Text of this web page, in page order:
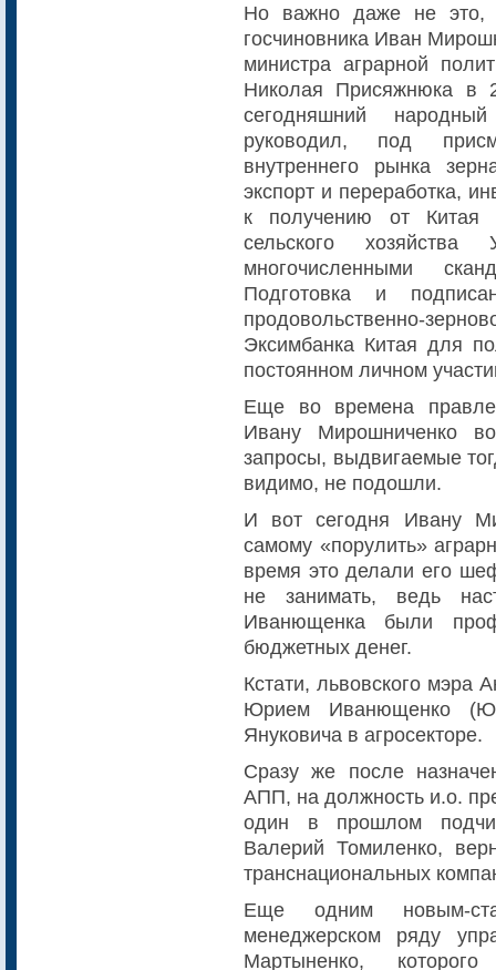
Но важно даже не это,
госчиновника Иван
министра аграрной
Николая Присяжнюка в
сегодняшний
руководил, под
внутреннего рынка
экспорт и переработка,
к получению от Китая
сельского
многочисленными
Подготовка и
продовольственно-
Эксимбанка Китая для
постоянном личном
Еще во времена
Ивану Мирошниченко
запросы, выдвигаемые
видимо, не подошли.
И вот сегодня Ивану
самому «порулить»
время это делали его
не занимать, ведь
Иванющенка были
бюджетных денег.
Кстати, львовского мэра
Юрием Иванющенко
Януковича в агросекторе.
Сразу же после
АПП, на должность и.о.
один в прошлом
Валерий Томиленко,
транснациональных
Еще одним новым-
менеджерском ряду
Мартыненко,